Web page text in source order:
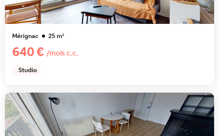
Mérignac 25m²
640 € /mois c.c.
Studio